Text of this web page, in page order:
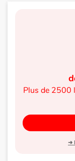
Dyslexie, troubles
Les plus lus
Coups de coeur
Plus de 2500
➜